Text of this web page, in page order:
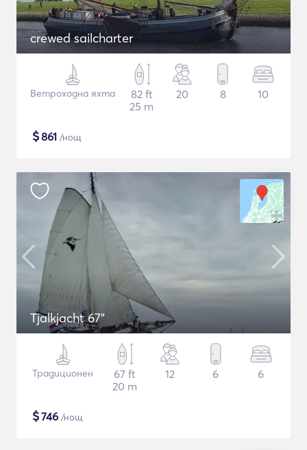
crewed sailcharter
Ветроходна яхта
82 ft
25 m
20 8 10
$861 /нощ
Tjalkjacht 67"
Традиционен
67 ft
20 m
12 6 6
$746 /нощ